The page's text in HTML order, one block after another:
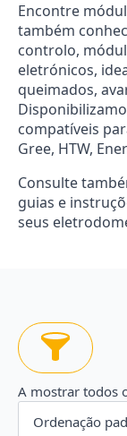
Encontre
também
controlo,
eletrónicos,
queimados,
compatíveis
Gree, HTW,
Consulte
guias e
seus
A mostrar todos